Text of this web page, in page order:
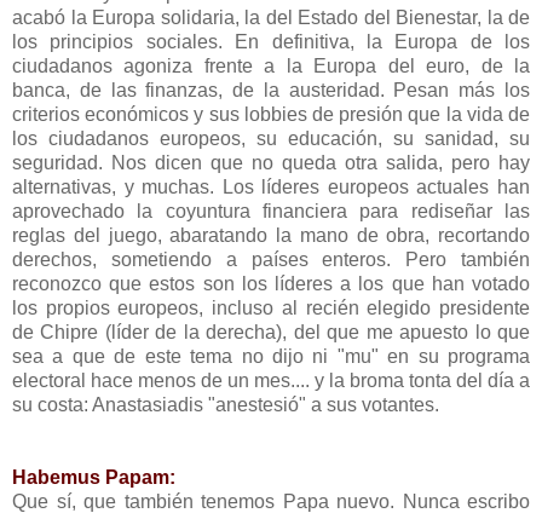
acabó la Europa solidaria, la del Estado del Bienestar, la de
los principios sociales. En definitiva, la Europa de los
ciudadanos agoniza frente a la Europa del euro, de la
banca, de las finanzas, de la austeridad. Pesan más los
criterios económicos y sus lobbies de presión que la vida de
los ciudadanos europeos, su educación, su sanidad, su
seguridad. Nos dicen que no queda otra salida, pero hay
alternativas, y muchas. Los líderes europeos actuales han
aprovechado la coyuntura financiera para rediseñar las
reglas del juego, abaratando la mano de obra, recortando
derechos, sometiendo a países enteros. Pero también
reconozco que estos son los líderes a los que han votado
los propios europeos, incluso al recién elegido presidente
de Chipre (líder de la derecha), del que me apuesto lo que
sea a que de este tema no dijo ni "mu" en su programa
electoral hace menos de un mes.... y la broma tonta del día a
su costa: Anastasiadis "anestesió" a sus votantes.
Habemus Papam:
Que sí, que también tenemos Papa nuevo. Nunca escribo